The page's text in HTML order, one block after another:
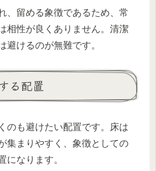
、留める象徴であるため、常
相性が良くありません。清潔
避けるのが無難です。
る配置
のも避けたい配置です。床は
集まりやすく、象徴としての
になります。